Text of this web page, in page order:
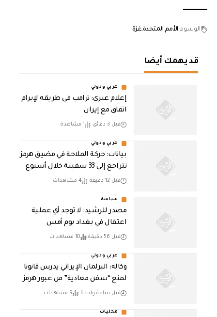
الوسوم الأمم المتحدةغزة
قد يهمك أيضا
عربي ودولي
إعلام عبري: ترامب في طريقه لإبرام
اتفاق مع إيران
قبل 3 دقائق 1 مشاهدة
عربي ودولي
بيانات: حركة الملاحة في مضيق هرمز
تتراجع إلى 33 سفينة خلال أسبوع
قبل 12 دقيقة 4 مشاهدات
سياسة
مصدر للرشيد: لا توجد أي عملية
اعتقال في بغداد يوم أمس
قبل 56 دقيقة 10 مشاهدات
عربي ودولي
وكالة: البرلمان الإيراني يدرس قانونا
لمنع “سفن معادية” من عبور هرمز
قبل ساعة واحدة 9 مشاهدات
محليات